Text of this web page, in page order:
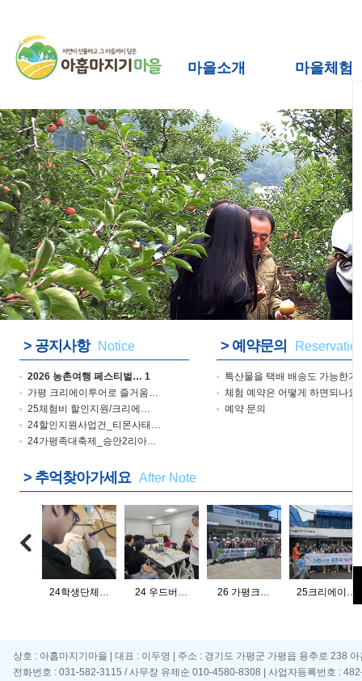
마을소개 마을체험
> 공지사항 Notice
2026 농촌여행 페스티벌… 1
가평 크리에이투어로 즐거움…
25체험비 할인지원/크리에…
24할인지원사업건_티몬사태…
24가평족대축제_승안2리아…
> 예약문의
특산물을 택배 배송도 가능한
체험 예약은 어떻게 하면되나
예약 문의
> 추억찾아가세요 After Note
26 가평크… 25크리에이…
24학생단체… 24 우드버…
상호 : 아홉마지기마을 | 대표 : 이두영 | 주소 : 경기도 가평군 가평읍 용추로 238
전화번호 : 031-582-3115 / 사무장 유제순 010-4580-8308 | 사업자등록번호 :